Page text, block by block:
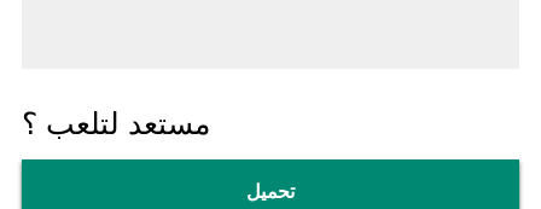
مستعد لتلعب ؟
تحميل